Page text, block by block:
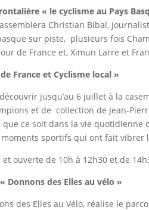
« le cyclisme au Pays
Christian Bibal,
sur piste, plusieurs fois
de France et, Ximun Larre et
France et Cyclisme local »
jusqu’au 6 juillet à la
et de collection de Jean-
ce soit dans la vie
sportifs qui ont fait vibrer
ouverte de 10h à 12h30 et de
Donnons des Elles au vélo »
des Elles au Vélo, réalise le